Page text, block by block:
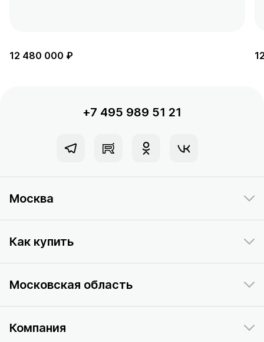
12 480 000 ₽
+7 495 989 51 21
Москва
Как купить
Московская область
Компания